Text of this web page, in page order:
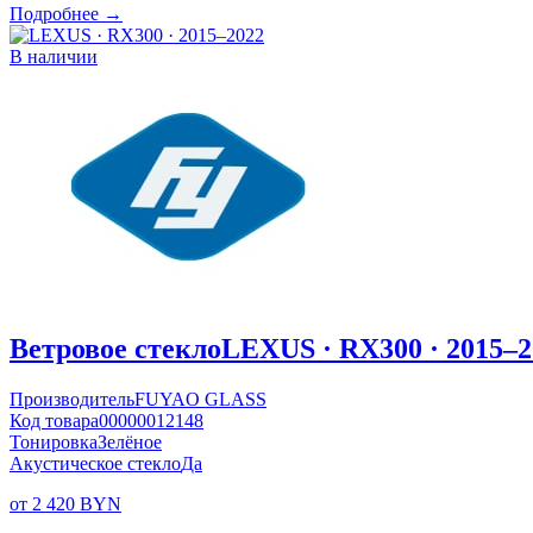
Подробнее →
В наличии
Ветровое стеклоLEXUS · RX300 ·
ПроизводительFUYAO GLASS
Код товара00000012148
ТонировкаЗелёное
Акустическое стеклоДа
от 2 420 BYN